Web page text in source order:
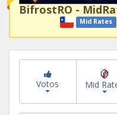
BifrostRO -
Mid Rates
Votos Mid